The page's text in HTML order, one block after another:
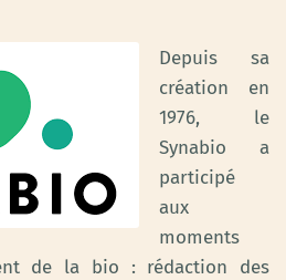
Depuis sa
création en
1976, le
Synabio a
participé
aux
moments
de la bio : rédaction des